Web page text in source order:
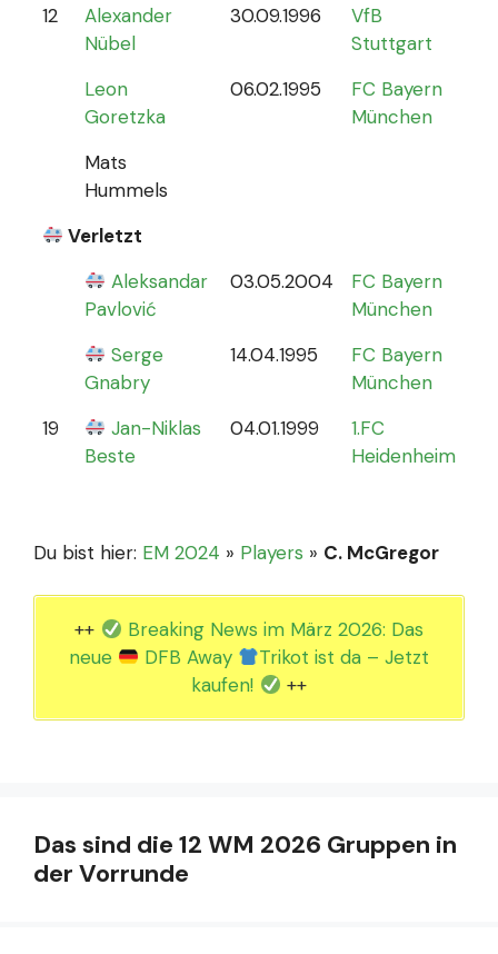
12
Alexander
Nübel
30.09.1996
VfB
Stuttgart
Leon
Goretzka
06.02.1995
FC Bayern
München
Mats
Hummels
Verletzt
Aleksandar
Pavlović
03.05.2004
FC Bayern
München
Serge
Gnabry
14.04.1995
FC Bayern
München
19
Jan-Niklas
Beste
04.01.1999
1.FC
Heidenheim
Du bist hier: EM 2024 » Players » C. McGregor
++
Breaking News im März 2026: Das
neue
DFB Away
Trikot ist da – Jetzt
kaufen!
++
Das sind die 12 WM 2026 Gruppen in
der Vorrunde